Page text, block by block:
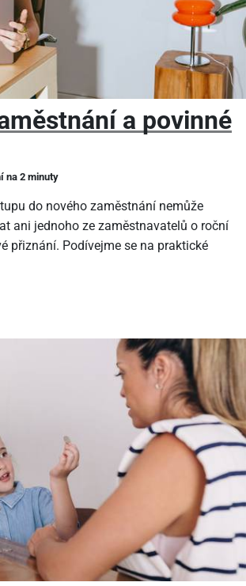
a povinné
na 2 minuty
do nového zaměstnání nemůže
ani jednoho ze zaměstnavatelů o roční
přiznání. Podívejme se na praktické